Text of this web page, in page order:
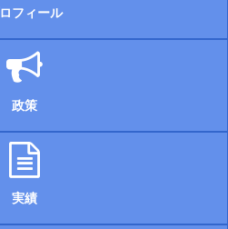
フィール
政策
実績